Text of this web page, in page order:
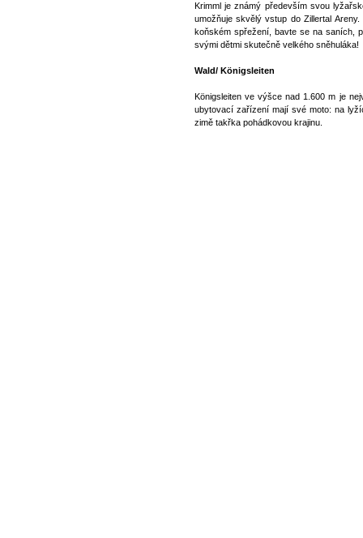
Krimml je známý především svou
umožňuje skvělý vstup do Zillertal
koňském spřežení, bavte se na saních,
svými dětmi skutečně velkého sněhuláka!
Wald/ Königsleiten
Königsleiten ve výšce nad 1.600 m je
ubytovací zařízení mají své moto: na
zimě takřka pohádkovou krajinu.